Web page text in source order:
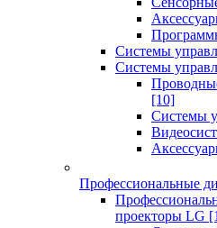
Системы
Системы
[10]
Системы
Профессиональные
проекторы LG